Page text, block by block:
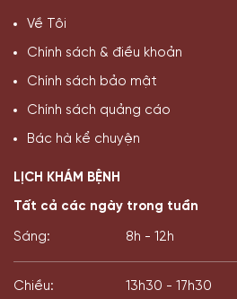
Về Tôi
Chính sách & điều khoản
Chính sách bảo mật
Chính sách quảng cáo
Bác hà kể chuyện
LỊCH KHÁM BỆNH
Tất cả các ngày trong tuần
Sáng: 8h - 12h
Chiều: 13h30 - 17h30